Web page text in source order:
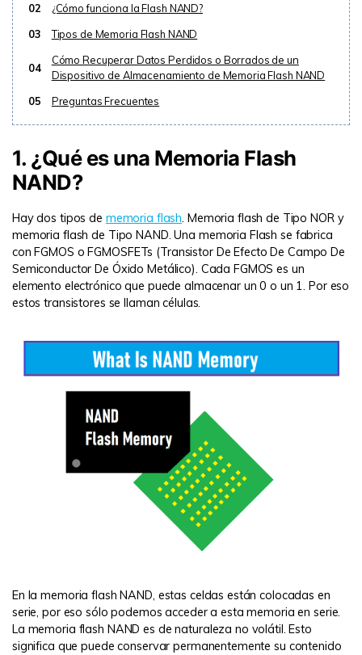
02
¿Cómo funciona la Flash NAND?
03
Tipos de Memoria Flash NAND
04
Cómo Recuperar Datos Perdidos o Borrados de un
Dispositivo de Almacenamiento de Memoria Flash NAND
05
Preguntas Frecuentes
1. ¿Qué es una Memoria Flash
NAND?
Hay dos tipos de memoria flash. Memoria flash de Tipo NOR y
memoria flash de Tipo NAND. Una memoria Flash se fabrica
con FGMOS o FGMOSFETs (Transistor De Efecto De Campo De
Semiconductor De Óxido Metálico). Cada FGMOS es un
elemento electrónico que puede almacenar un 0 o un 1. Por eso
estos transistores se llaman células.
En la memoria flash NAND, estas celdas están colocadas en
serie, por eso sólo podemos acceder a esta memoria en serie.
La memoria flash NAND es de naturaleza no volátil. Esto
significa que puede conservar permanentemente su contenido